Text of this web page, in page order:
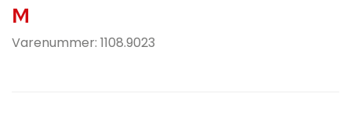
M
Varenummer: 1108.9023